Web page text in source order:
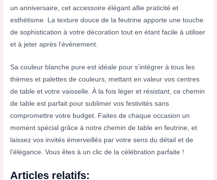
un anniversaire, cet accessoire élégant allie praticité et
esthétisme. La texture douce de la feutrine apporte une touche
de sophistication à votre décoration tout en étant facile à utiliser
et à jeter après l’événement.
Sa couleur blanche pure est idéale pour s’intégrer à tous les
thèmes et palettes de couleurs, mettant en valeur vos centres
de table et votre vaisselle. À la fois léger et résistant, ce chemin
de table est parfait pour sublimer vos festivités sans
compromettre votre budget. Faites de chaque occasion un
moment spécial grâce à notre chemin de table en feutrine, et
laissez vos invités émerveillés par votre sens du détail et de
l’élégance. Vous êtes à un clic de la célébration parfaite !
Articles relatifs: